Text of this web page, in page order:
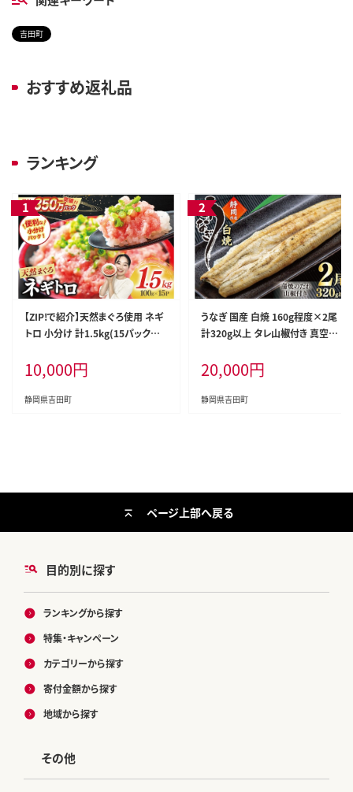
吉田町
おすすめ返礼品
ランキング
【ZIP!で紹介】天然まぐろ使用 ネギ
トロ 小分け 計1.5kg(15パック入
町 22424262] ネギトロ ねぎとろ
マグロ 鮪 まぐろたたき 粗挽き ねぎ
とろ丼 ネギトロ丼 小分け パック セ
10,000円
静岡県吉田町
うなぎ 国産 白焼 160g程度×2尾
計320g以上 タレ山椒付き 真空パ
町 22424522] 静岡県産 静岡 鰻
ウナギ 白焼き 化粧箱
20,000円
静岡県吉田町
目的別に探す
ランキングから探す
特集・キャンペーン
カテゴリーから探す
寄付金額から探す
地域から探す
その他
ページ上部へ戻る